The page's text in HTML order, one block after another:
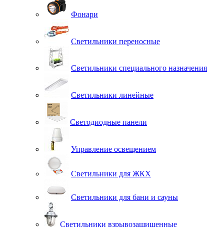
Фонари
Светильники переносные
Светильники специального назначения
Светильники линейные
Светодиодные панели
Управление освещением
Светильники для ЖКХ
Светильники для бани и сауны
Светильники взрывозащищенные